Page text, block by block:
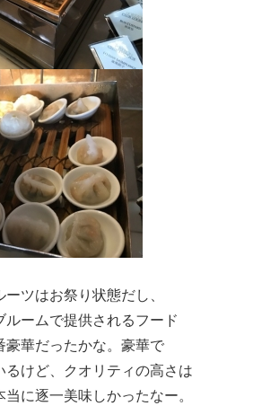
ツはお祭り状態だし、
ルームで提供されるフード
豪華だったかな。豪華で
るけど、クオリティの高さは
に逐一美味しかったなー。